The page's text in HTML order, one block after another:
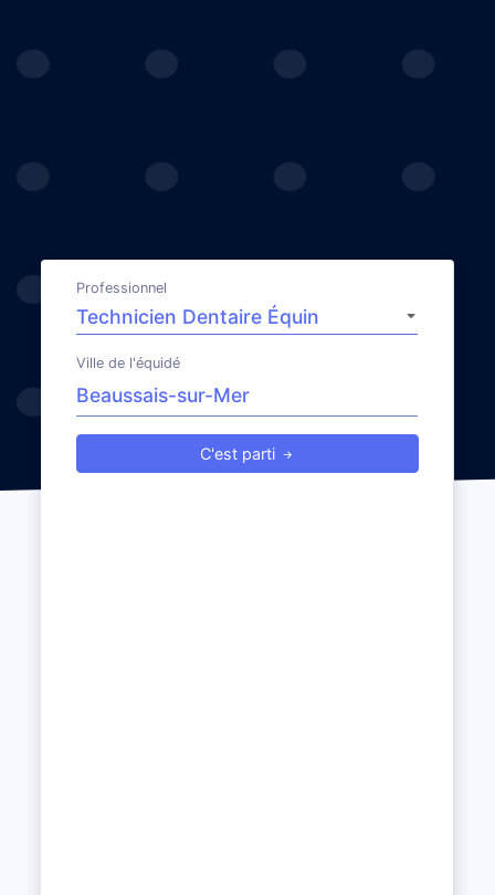
Professionnel
Ville de l'équidé
C'est parti